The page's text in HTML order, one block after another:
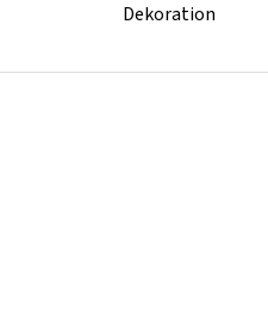
Dekoration